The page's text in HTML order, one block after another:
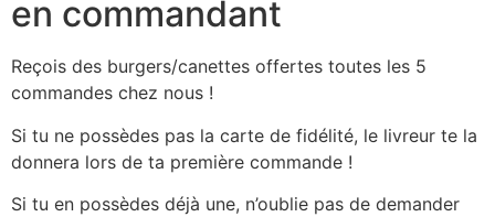
en commandant
Reçois des burgers/canettes offertes toutes les 5
commandes chez nous !
Si tu ne possèdes pas la carte de fidélité, le livreur te la
donnera lors de ta première commande !
Si tu en possèdes déjà une, n’oublie pas de demander